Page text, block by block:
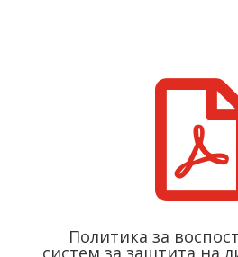
Политика за
систем за заштита на